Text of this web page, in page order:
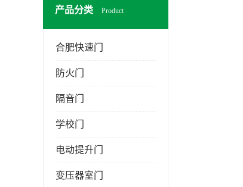
产品分类 Product
合肥快速门
防火门
隔音门
学校门
电动提升门
变压器室门